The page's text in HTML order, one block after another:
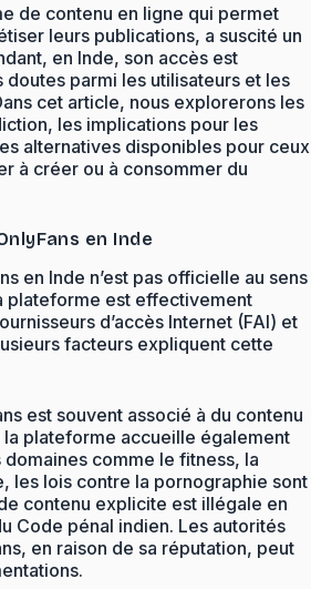
de contenu en ligne qui permet
leurs publications, a suscité un
en Inde, son accès est
doutes parmi les utilisateurs et les
cet article, nous explorerons les
les implications pour les
alternatives disponibles pour ceux
à créer ou à consommer du
en Inde
en Inde n’est pas officielle au sens
plateforme est effectivement
d’accès Internet (FAI) et
facteurs expliquent cette
est souvent associé à du contenu
plateforme accueille également
domaines comme le fitness, la
les lois contre la pornographie sont
contenu explicite est illégale en
Code pénal indien. Les autorités
en raison de sa réputation, peut